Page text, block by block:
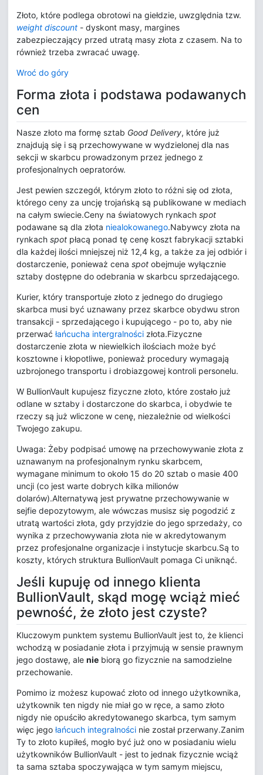
Złoto, które podlega obrotowi na giełdzie, uwzględnia tzw.
weight discount - dyskont masy, margines
zabezpieczający przed utratą masy złota z czasem. Na to
również trzeba zwracać uwagę.
Wroć do góry
Forma złota i podstawa podawanych
cen
Nasze złoto ma formę sztab Good Delivery, które już
znajdują się i są przechowywane w wydzielonej dla nas
sekcji w skarbcu prowadzonym przez jednego z
profesjonalnych oepratorów.
Jest pewien szczegół, którym złoto to różni się od złota,
którego ceny za uncję trojańską są publikowane w mediach
na całym swiecie.Ceny na światowych rynkach spot
podawane są dla złota niealokowanego.Nabywcy złota na
rynkach spot płacą ponad tę cenę koszt fabrykacji sztabki
dla każdej ilości mniejszej niż 12,4 kg, a także za jej odbiór i
dostarczenie, ponieważ cena spot obejmuje wyłącznie
sztaby dostępne do odebrania w skarbcu sprzedającego.
Kurier, który transportuje złoto z jednego do drugiego
skarbca musi być uznawany przez skarbce obydwu stron
transakcji - sprzedającego i kupującego - po to, aby nie
przerwać łańcucha intergralności złota.Fizyczne
dostarczenie złota w niewielkich ilościach może być
kosztowne i kłopotliwe, ponieważ procedury wymagają
uzbrojonego transportu i drobiazgowej kontroli personelu.
W BullionVault kupujesz fizyczne złoto, które zostało już
odlane w sztaby i dostarczone do skarbca, i obydwie te
rzeczy są już wliczone w cenę, niezależnie od wielkości
Twojego zakupu.
Uwaga: Żeby podpisać umowę na przechowywanie złota z
uznawanym na profesjonalnym rynku skarbcem,
wymagane minimum to około 15 do 20 sztab o masie 400
uncji (co jest warte dobrych kilka milionów
dolarów).Alternatywą jest prywatne przechowywanie w
sejfie depozytowym, ale wówczas musisz się pogodzić z
utratą wartości złota, gdy przyjdzie do jego sprzedaży, co
wynika z przechowywania złota nie w akredytowanym
przez profesjonalne organizacje i instytucje skarbcu.Są to
koszty, których struktura BullionVault pomaga Ci uniknąć.
Jeśli kupuję od innego klienta
BullionVault, skąd mogę wciąż mieć
pewność, że złoto jest czyste?
Kluczowym punktem systemu BullionVault jest to, że klienci
wchodzą w posiadanie złota i przyjmują w sensie prawnym
jego dostawę, ale nie biorą go fizycznie na samodzielne
przechowanie.
Pomimo iz możesz kupować złoto od innego użytkownika,
użytkownik ten nigdy nie miał go w ręce, a samo złoto
nigdy nie opuściło akredytowanego skarbca, tym samym
więc jego łańcuch integralności nie został przerwany.Zanim
Ty to złoto kupiłeś, mogło być już ono w posiadaniu wielu
użytkowników BullionVault - jest to jednak fizycznie wciąż
ta sama sztaba spoczywająca w tym samym miejscu,